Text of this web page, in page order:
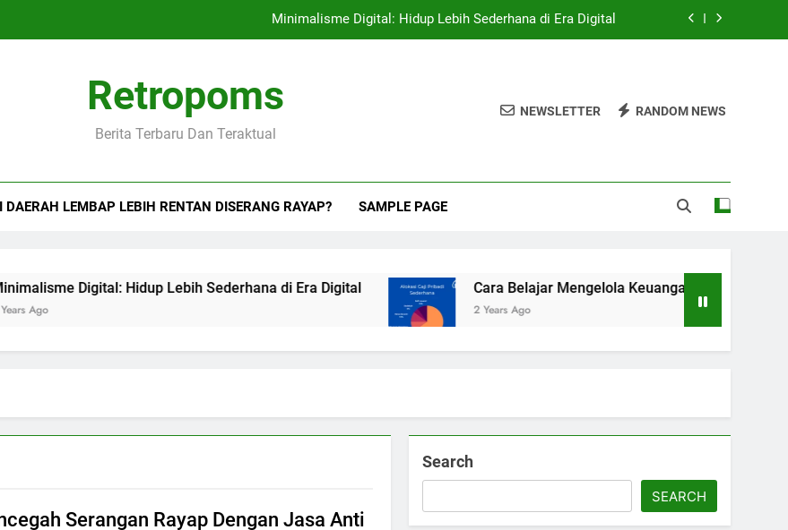
Minimalisme Digital: Hidup Lebih Sederhana di Era Digital
Kebiasaan Bijak Orang Cerdas: Kunci Menuju Kesuksesan
Cara Belajar Mengelola Keuangan dengan Efektif
Retropoms
Berita Terbaru Dan Teraktual
NEWSLETTER RANDOM NEWS
LEMBAP LEBIH RENTAN DISERANG RAYAP? SAMPLE PAGE
Digital: Hidup Lebih Sederhana di Era Digital Cara Belajar Mengelola Keuangan dengan Efektif
2 Years Ago
Serangan Rayap Dengan Jasa Anti
Search
SEARCH